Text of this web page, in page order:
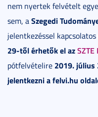
nem nyertek felvételt
sem, aSzegedi
jelentkezéssel
29-től érhetők el az
pótfelvételire 2019. július
jelentkezni a felvi.hu